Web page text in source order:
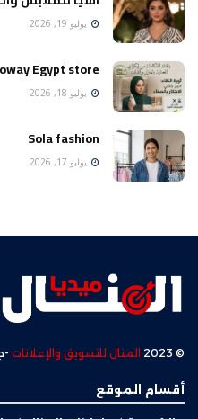
يوليو 19, 2026
Egypt store
يوليو 18, 2026
Sola fashion
يوليو 17, 2026
© 2023 المنال للتسويق والإعلانات -
أقسام الموقع